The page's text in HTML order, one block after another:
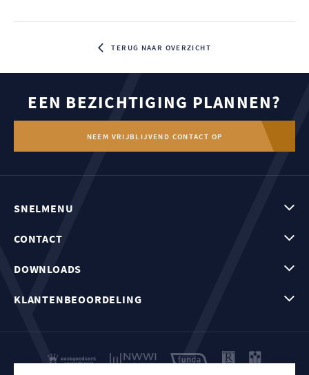
TERUG NAAR OVERZICHT
EEN BEZICHTIGING PLANNEN?
NEEM VRIJBLIJVEND CONTACT OP
SNELMENU
CONTACT
DOWNLOADS
KLANTENBEOORDELING